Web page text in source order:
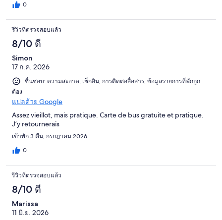
0
รีวิวที่ตรวจสอบแล้ว
8/10 ดี
Simon
17 ก.ค. 2026
ชื่นชอบ: ความสะอาด, เช็กอิน, การติดต่อสื่อสาร, ข้อมูลรายการที่พักถูก
ต้อง
แปลด้วย Google
Assez vieillot, mais pratique. Carte de bus gratuite et pratique.
J’y retournerais
เข้าพัก 3 คืน, กรกฎาคม 2026
0
รีวิวที่ตรวจสอบแล้ว
8/10 ดี
Marissa
11 มิ.ย. 2026